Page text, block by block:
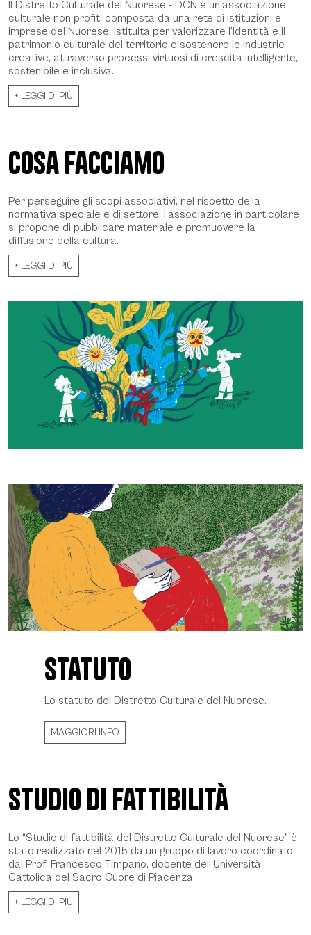
Il Distretto Culturale del Nuorese - DCN è un’associazione
culturale non profit, composta da una rete di istituzioni e
imprese del Nuorese, istituita per valorizzare l’identità e il
patrimonio culturale del territorio e sostenere le industrie
creative, attraverso processi virtuosi di crescita intelligente,
sostenibile e inclusiva.
+ LEGGI DI PIÙ
Cosa facciamo
Per perseguire gli scopi associativi, nel rispetto della
normativa speciale e di settore, l’associazione in particolare
si propone di pubblicare materiale e promuovere la
diffusione della cultura.
+ LEGGI DI PIÙ
Cosa facciamo - Daniela Spoto 2023, © CCIAA NU
Statuto
Lo statuto del Distretto Culturale del Nuorese.
MAGGIORI INFO
Studio di fattibilità
Lo “Studio di fattibilità del Distretto Culturale del Nuorese” è
stato realizzato nel 2015 da un gruppo di lavoro coordinato
dal Prof. Francesco Timpano, docente dell’Università
Cattolica del Sacro Cuore di Piacenza.
+ LEGGI DI PIÙ